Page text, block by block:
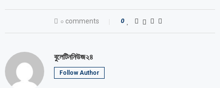
০ comments 0
বুলেটিননিউজ২৪
Follow Author